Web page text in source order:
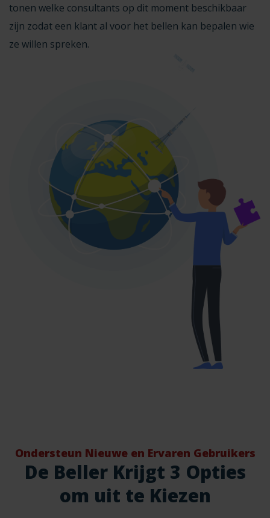
tonen welke consultants op dit moment beschikbaar
zijn zodat een klant al voor het bellen kan bepalen wie
ze willen spreken.
Ondersteun Nieuwe en Ervaren Gebruikers
De Beller Krijgt 3 Opties
om uit te Kiezen